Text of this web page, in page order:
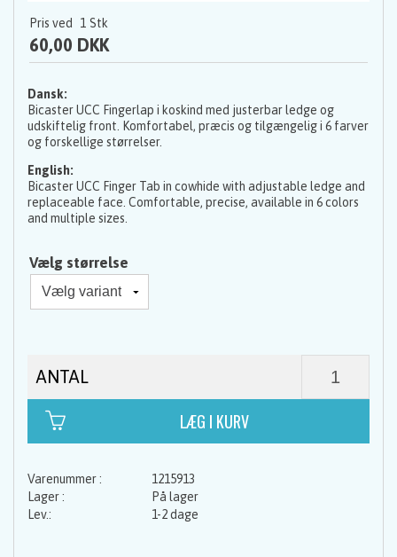
Pris ved 1 Stk
60,00 DKK
Dansk:
Bicaster UCC Fingerlap i koskind med justerbar ledge og
udskiftelig front. Komfortabel, præcis og tilgængelig i 6 farver
og forskellige størrelser.
English:
Bicaster UCC Finger Tab in cowhide with adjustable ledge and
replaceable face. Comfortable, precise, available in 6 colors
and multiple sizes.
Vælg størrelse
ANTAL
1215913
På lager
1-2 dage